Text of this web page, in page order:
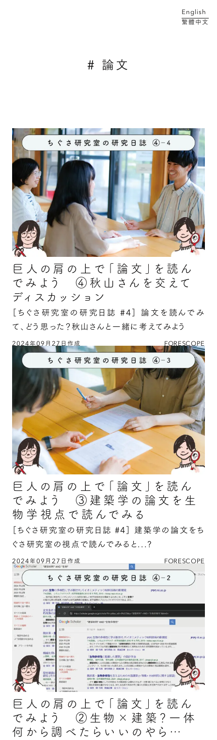
メイン コンテンツにスキップ
English
繁體中文
# 論文
巨人の肩の上で「論文」を読ん
でみよう ④秋山さんを交えて
ディスカッション
［ちぐさ研究室の研究日誌 #4］ 論文を読んでみ
て、どう思った？秋山さんと一緒に考えてみよう
2024年09月27日作成 FORESCOPE
巨人の肩の上で「論文」を読んでみよう ④秋山
さんを交えてディスカッションの続きを読む
巨人の肩の上で「論文」を読ん
でみよう ③建築学の論文を生
物学視点で読んでみる
［ちぐさ研究室の研究日誌 #4］ 建築学の論文をち
ぐさ研究室の視点で読んでみると...?
2024年09月27日作成 FORESCOPE
巨人の肩の上で「論文」を読んでみよう ③建築
学の論文を生物学視点で読んでみるの続きを読む
巨人の肩の上で「論文」を読ん
でみよう ②生物×建築？一体
何から調べたらいいのやら…